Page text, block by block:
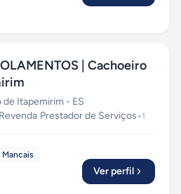
| Cachoeiro
de Itapemirim - ES
Revenda·Prestador de Serviços+1
Mancais
Ver perfil